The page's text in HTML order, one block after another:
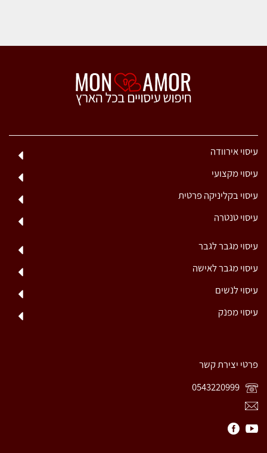
עיסוי אירוודה
עיסוי מקצועי
עיסוי בקליניקה פרטית
עיסוי טנטרה
עיסוי מגבר לגבר
עיסוי מגבר לאישה
עיסוי לנשים
עיסוי מפנק
פרטי יצירת קשר